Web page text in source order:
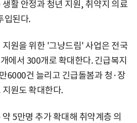
활 안정과 청년 지원, 취약지 의료
입된다.
원을 위한 '그냥드림' 사업은 전국
에서 300개로 확대한다. 긴급복지
6000건 늘리고 긴급돌봄과 청·장
원도 확대한다.
5만명 추가 확대해 취약계층 의